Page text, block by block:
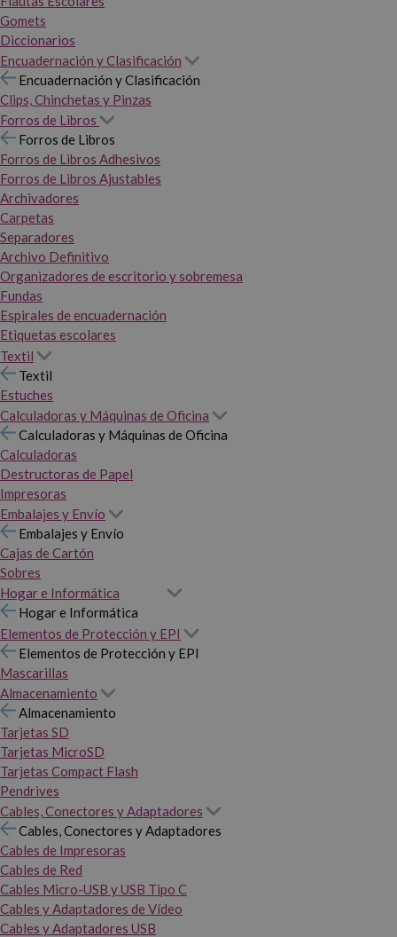
Gomets
Diccionarios
Encuadernación y Clasificación
Encuadernación y Clasificación
Clips, Chinchetas y Pinzas
Forros de Libros
Forros de Libros
Forros de Libros Adhesivos
Forros de Libros Ajustables
Archivadores
Carpetas
Separadores
Archivo Definitivo
Organizadores de escritorio y sobremesa
Fundas
Espirales de encuadernación
Etiquetas escolares
Textil
Textil
Estuches
Calculadoras y Máquinas de Oficina
Calculadoras y Máquinas de Oficina
Calculadoras
Destructoras de Papel
Impresoras
Embalajes y Envío
Embalajes y Envío
Cajas de Cartón
Sobres
Hogar e Informática
Hogar e Informática
Elementos de Protección y EPI
Elementos de Protección y EPI
Mascarillas
Almacenamiento
Almacenamiento
Tarjetas SD
Tarjetas MicroSD
Tarjetas Compact Flash
Pendrives
Cables, Conectores y Adaptadores
Cables, Conectores y Adaptadores
Cables de Impresoras
Cables de Red
Cables Micro-USB y USB Tipo C
Cables y Adaptadores de Vídeo
Cables y Adaptadores USB